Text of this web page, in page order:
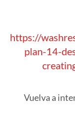
https://
plan-14-
Vuelva a